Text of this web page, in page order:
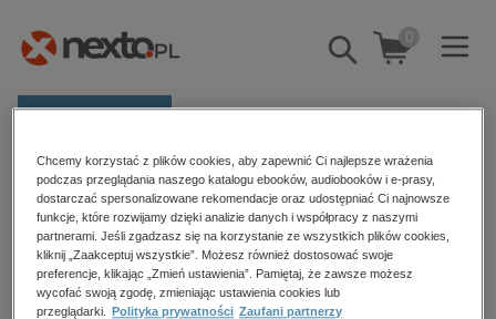
Pokaż/schowaj
wyszukiwarkę
0
Kategorie
Zobacz wszystkie E-prasa
budownictwo, aranżacja wnętrz
biznesowe, branżowe, gospodarka
Strona główna Astrid Lindgren
Astrid Lindgren
Chcemy korzystać z plików cookies, aby zapewnić Ci najlepsze wrażenia
podczas przeglądania naszego katalogu ebooków, audiobooków i e-prasy,
dostarczać spersonalizowane rekomendacje oraz udostępniać Ci najnowsze
funkcje, które rozwijamy dzięki analizie danych i współpracy z naszymi
partnerami. Jeśli zgadzasz się na korzystanie ze wszystkich plików cookies,
kliknij „Zaakceptuj wszystkie”. Możesz również dostosować swoje
preferencje, klikając „Zmień ustawienia”. Pamiętaj, że zawsze możesz
wycofać swoją zgodę, zmieniając ustawienia cookies lub
przeglądarki.
Polityka prywatności Zaufani partnerzy